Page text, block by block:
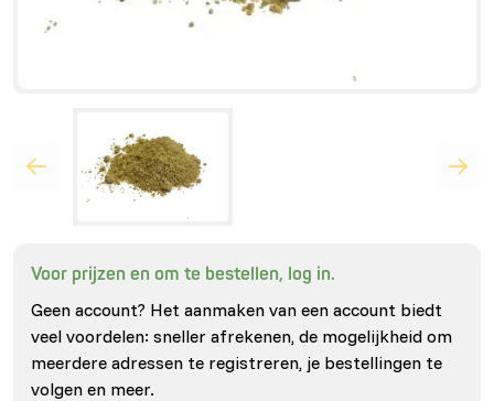
Voor prijzen en om te bestellen, log in.
Geen account? Het aanmaken van een account biedt
veel voordelen: sneller afrekenen, de mogelijkheid om
meerdere adressen te registreren, je bestellingen te
volgen en meer.